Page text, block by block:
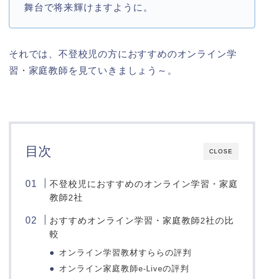
舞台で将来輝けますように。
それでは、不登校児の方におすすめのオンライン学
習・家庭教師を見ていきましょう～。
CLOSE
目次
不登校児におすすめのオンライン学習・家庭
教師2社
おすすめオンライン学習・家庭教師2社の比
較
オンライン学習教材すららの評判
オンライン家庭教師e-Liveの評判